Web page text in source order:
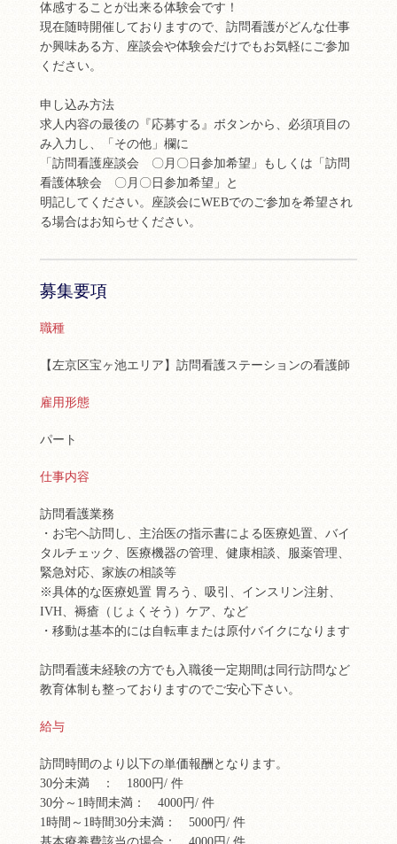
体感することが出来る体験会です！
現在随時開催しておりますので、訪問看護がどんな仕事
か興味ある方、座談会や体験会だけでもお気軽にご参加
ください。
申し込み方法
求人内容の最後の『応募する』ボタンから、必須項目の
み入力し、「その他」欄に
「訪問看護座談会 〇月〇日参加希望」もしくは「訪問
看護体験会 〇月〇日参加希望」と
明記してください。座談会にWEBでのご参加を希望され
る場合はお知らせください。
募集要項
職種
【左京区宝ヶ池エリア】訪問看護ステーションの看護師
雇用形態
パート
仕事内容
訪問看護業務
・お宅ヘ訪問し、主治医の指示書による医療処置、バイ
タルチェック、医療機器の管理、健康相談、服薬管理、
緊急対応、家族の相談等
※具体的な医療処置 胃ろう、吸引、インスリン注射、
IVH、褥瘡（じょくそう）ケア、など
・移動は基本的には自転車または原付バイクになります
訪問看護未経験の方でも入職後一定期間は同行訪問など
教育体制も整っておりますのでご安心下さい。
給与
訪問時間のより以下の単価報酬となります。
30分未満 ： 1800円/ 件
30分～1時間未満： 4000円/ 件
1時間～1時間30分未満： 5000円/ 件